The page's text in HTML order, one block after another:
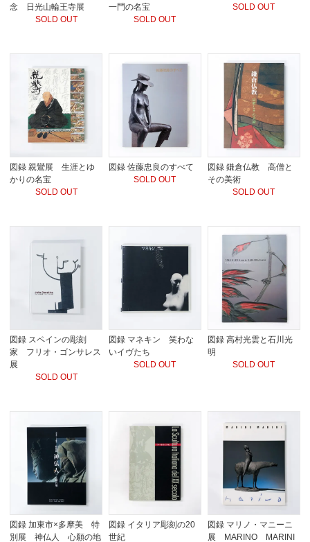
念 日光山輪王寺展
SOLD OUT
一門の名宝
SOLD OUT
SOLD OUT
図録 親鸞展 生涯とゆ
かりの名宝
SOLD OUT
図録 佐藤忠良のすべて
SOLD OUT
図録 鎌倉仏教 高僧と
その美術
SOLD OUT
図録 スペインの彫刻
家 フリオ・ゴンサレス
展
SOLD OUT
図録 マネキン 笑わな
いイヴたち
SOLD OUT
図録 高村光雲と石川光
明
SOLD OUT
図録 加東市×多摩美 特
別展 神仏人 心願の地
図録 イタリア彫刻の20
世紀
図録 マリノ・マニーニ
展 MARINO MARINI